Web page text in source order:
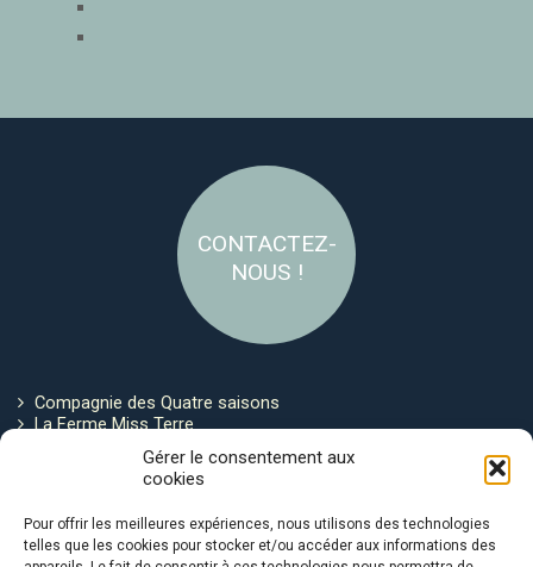
Gérer le consentement aux
cookies
Pour offrir les meilleures expériences, nous utilisons des technologies
telles que les cookies pour stocker et/ou accéder aux informations des
CONTACTEZ-
NOUS !
Compagnie des Quatre saisons
La Ferme Miss Terre
Politique de cookies